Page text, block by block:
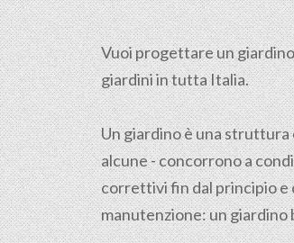
Vuoi progettare un
giardini in tutta Italia.
Un giardino è una struttura
alcune - concorrono a
correttivi fin dal principio e
manutenzione: un